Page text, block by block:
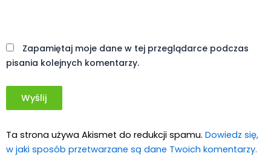
Zapamiętaj moje dane w tej przeglądarce podczas
pisania kolejnych komentarzy.
Ta strona używa Akismet do redukcji spamu. Dowiedz się,
w jaki sposób przetwarzane są dane Twoich komentarzy.